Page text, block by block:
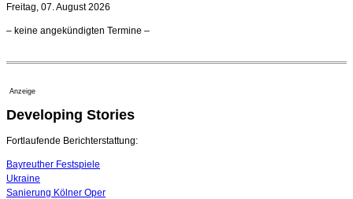
Ensemblemitglieder
Dirigent Nicolás Pasquet mit Würth-Preis der
Jeunesses Musicales ausgezeichnet
07. August 2026 - 13:20 Uhr
Freitag, 07. August 2026
– keine angekündigten Termine –
Anzeige
Developing Stories
Fortlaufende Berichterstattung:
Bayreuther Festspiele
Ukraine
Sanierung Kölner Oper